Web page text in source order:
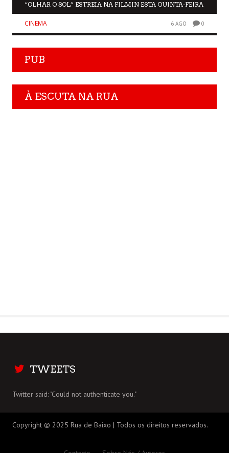
“OLHAR O SOL” ESTREIA NA FILMIN ESTA QUINTA-FEIRA
CINEMA 6 AGO 0
PUB
À ESCUTA NA RUA
TWEETS
Twitter said: "Could not authenticate you."
Copyright © 2025 Rua de Baixo | Todos os direitos reservados.